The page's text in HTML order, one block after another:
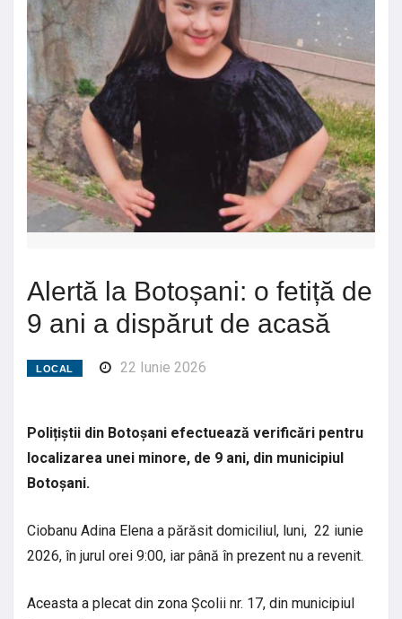
Alertă la Botoșani: o fetiță de
9 ani a dispărut de acasă
LOCAL 22 Iunie 2026
Polițiștii din Botoșani efectuează verificări pentru
localizarea unei minore, de 9 ani, din municipiul
Botoșani.
Ciobanu Adina Elena a părăsit domiciliul, luni, 22 iunie
2026, în jurul orei 9:00, iar până în prezent nu a revenit.
Aceasta a plecat din zona Școlii nr. 17, din municipiul